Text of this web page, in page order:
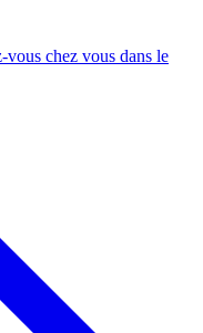
chez vous dans le